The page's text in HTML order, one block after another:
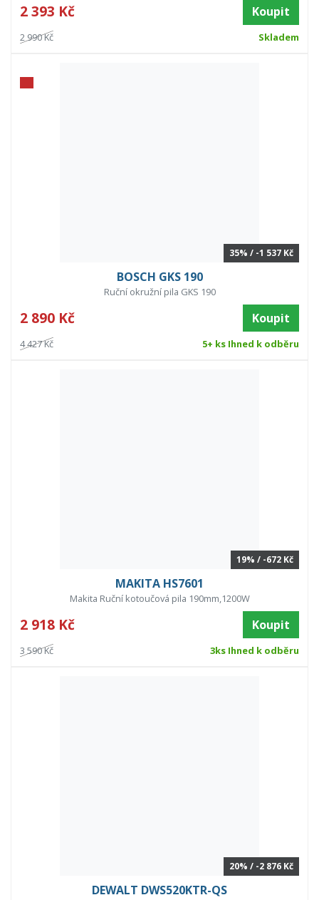
2 393 Kč Koupit
2 990 Kč Skladem
35% / -1 537 Kč
BOSCH GKS 190
Ruční okružní pila GKS 190
2 890 Kč Koupit
4 427 Kč 5+ ks Ihned k odběru
19% / -672 Kč
MAKITA HS7601
Makita Ruční kotoučová pila 190mm,1200W
2 918 Kč Koupit
3 590 Kč 3ks Ihned k odběru
20% / -2 876 Kč
DEWALT DWS520KTR-QS